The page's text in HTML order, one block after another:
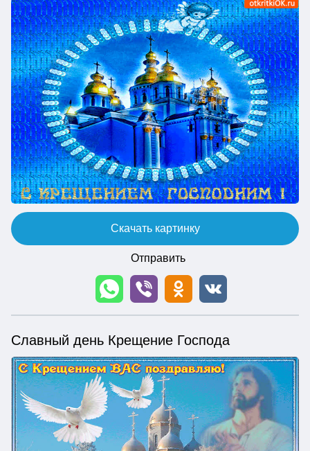
Скачать картинку
Отправить
Славный день Крещение Господа